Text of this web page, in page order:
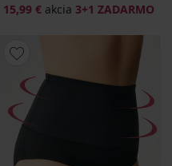
15,99 € akcia 3+1 ZADARMO